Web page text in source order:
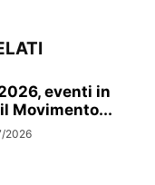
eventi in
Movimento...
2026